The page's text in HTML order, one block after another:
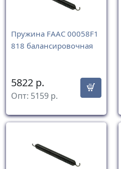
Пружина FAAC 00058F1
818 балансировочная
5822 р.
Опт: 5159 р.